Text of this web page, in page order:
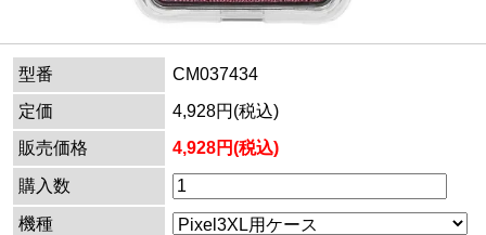
型番
CM037434
定価
4,928円(税込)
販売価格
4,928円(税込)
購入数
機種